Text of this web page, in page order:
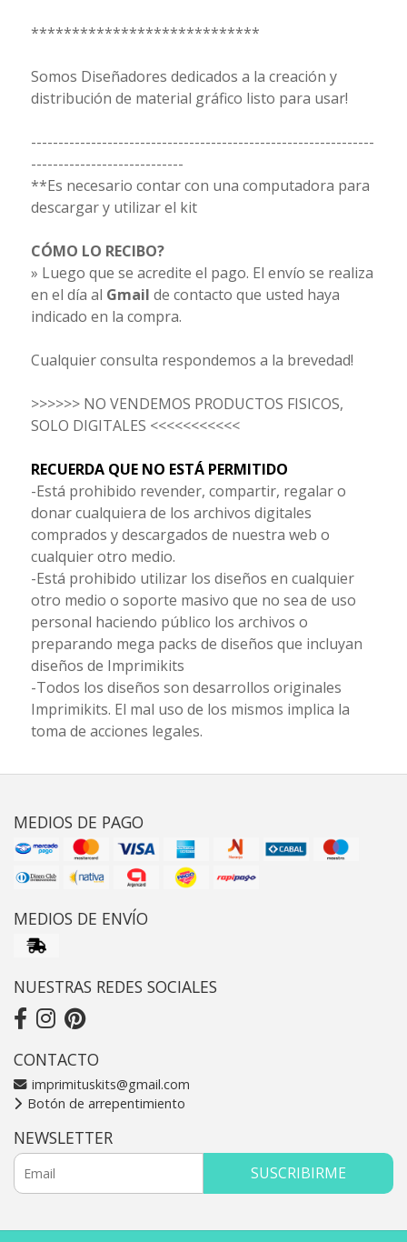
****************************
Somos Diseñadores dedicados a la creación y
distribución de material gráfico listo para usar!
---------------------------------------------------------------
----------------------------
**Es necesario contar con una computadora para
descargar y utilizar el kit
CÓMO LO RECIBO?
» Luego que se acredite el pago. El envío se realiza
en el día al Gmail de contacto que usted haya
indicado en la compra.
Cualquier consulta respondemos a la brevedad!
>>>>>> NO VENDEMOS PRODUCTOS FISICOS,
SOLO DIGITALES <<<<<<<<<<<
RECUERDA QUE NO ESTÁ PERMITIDO
-Está prohibido revender, compartir, regalar o
donar cualquiera de los archivos digitales
comprados y descargados de nuestra web o
cualquier otro medio.
-Está prohibido utilizar los diseños en cualquier
otro medio o soporte masivo que no sea de uso
personal haciendo público los archivos o
preparando mega packs de diseños que incluyan
diseños de Imprimikits
-Todos los diseños son desarrollos originales
Imprimikits. El mal uso de los mismos implica la
toma de acciones legales.
MEDIOS DE PAGO
MEDIOS DE ENVÍO
NUESTRAS REDES SOCIALES
CONTACTO
imprimituskits@gmail.com
Botón de arrepentimiento
NEWSLETTER
SUSCRIBIRME